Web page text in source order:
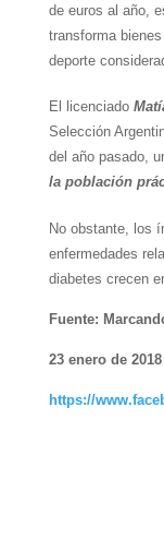
de euros al año,
transforma
deporte
El licenciado
Selección
del año pasado,
la población
No obstante, los
enfermedades
diabetes crecen
Fuente:
23 enero de 2018
https://